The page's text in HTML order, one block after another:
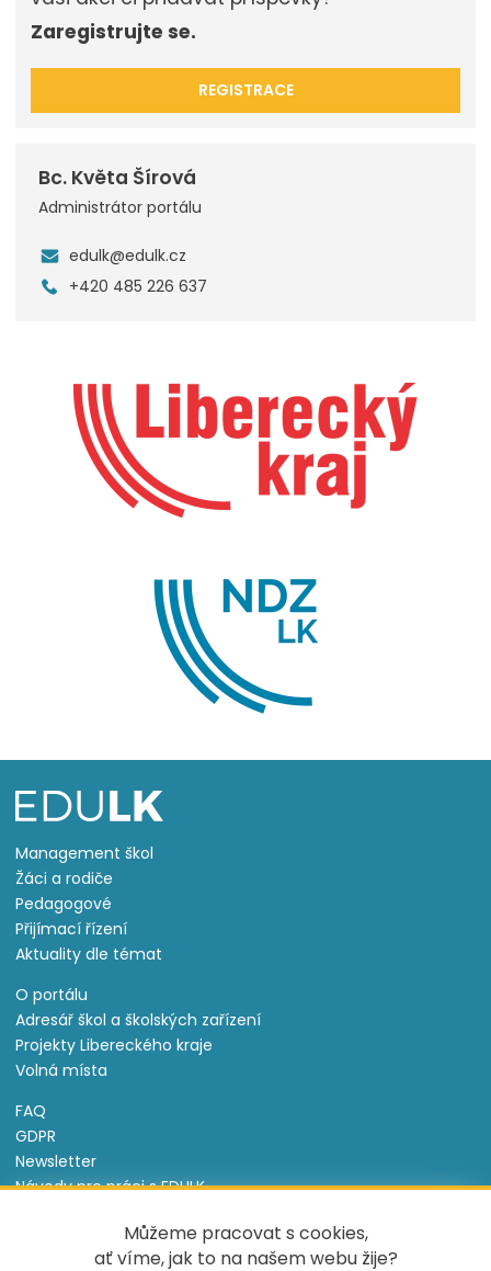
Můžeme pracovat s cookies,
ať víme, jak to na našem webu žije?
Zaregistrujte se.
REGISTRACE
Bc. Květa Šírová
Administrátor portálu
edulk@edulk.cz
+420 485 226 637
Management škol
Žáci a rodiče
Pedagogové
Přijímací řízení
Aktuality dle témat
O portálu
Adresář škol a školských zařízení
Projekty Libereckého kraje
Volná místa
FAQ
GDPR
Newsletter
Návody pro práci s EDULK
Nastavení cookies
Informace o souborech cookie